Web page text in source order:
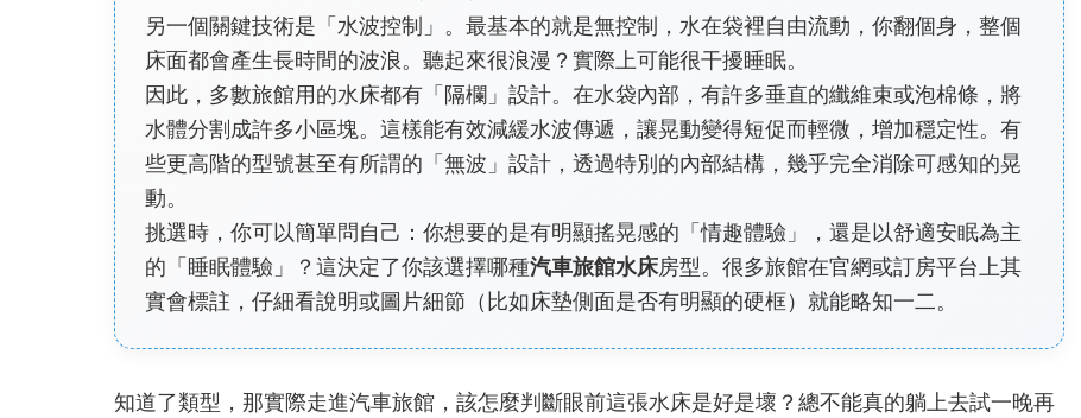
另一個關鍵技術是「水波控制」。最基本的就是無控制，水在袋裡自由流動，你翻個身，整個
床面都會產生長時間的波浪。聽起來很浪漫？實際上可能很干擾睡眠。
因此，多數旅館用的水床都有「隔欄」設計。在水袋內部，有許多垂直的纖維束或泡棉條，將
水體分割成許多小區塊。這樣能有效減緩水波傳遞，讓晃動變得短促而輕微，增加穩定性。有
些更高階的型號甚至有所謂的「無波」設計，透過特別的內部結構，幾乎完全消除可感知的晃
動。
挑選時，你可以簡單問自己：你想要的是有明顯搖晃感的「情趣體驗」，還是以舒適安眠為主
的「睡眠體驗」？這決定了你該選擇哪種汽車旅館水床房型。很多旅館在官網或訂房平台上其
實會標註，仔細看說明或圖片細節（比如床墊側面是否有明顯的硬框）就能略知一二。
知道了類型，那實際走進汽車旅館，該怎麼判斷眼前這張水床是好是壞？總不能真的躺上去試一晚再